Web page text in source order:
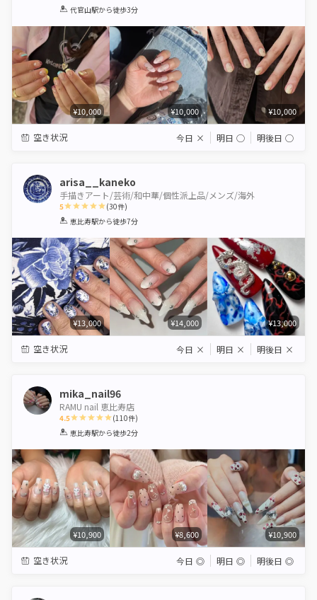
1 2 3 4 5
代官山駅から徒歩3分
¥10,000 ¥10,000 ¥10,000
空き状況 今日 × 明日 ◯ 明後日 ◯
arisa__kaneko
手描きアート/芸術/和中華/個性派上品/メンズ/海外
5
1 2 3 4 5
(30件)
恵比寿駅から徒歩7分
¥13,000 ¥14,000 ¥13,000
空き状況 今日 × 明日 × 明後日 ×
mika_nail96
RAMU nail 恵比寿店
4.5
1 2 3 4 5
(110件)
恵比寿駅から徒歩2分
¥10,900 ¥8,600 ¥10,900
空き状況 今日 ◎ 明日 ◎ 明後日 ◎